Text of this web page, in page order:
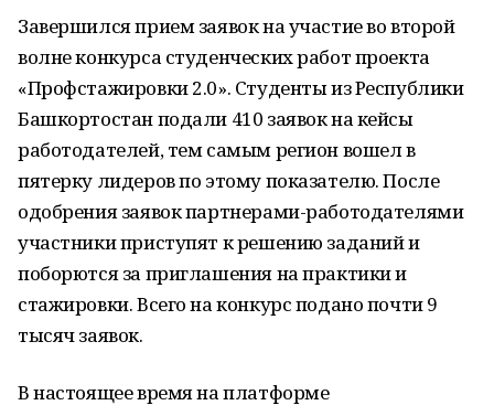
Завершился прием заявок на участие во второй
волне конкурса студенческих работ проекта
«Профстажировки 2.0». Студенты из Республики
Башкортостан подали 410 заявок на кейсы
работодателей, тем самым регион вошел в
пятерку лидеров по этому показателю. После
одобрения заявок партнерами-работодателями
участники приступят к решению заданий и
поборются за приглашения на практики и
стажировки. Всего на конкурс подано почти 9
тысяч заявок.
В настоящее время на платформе